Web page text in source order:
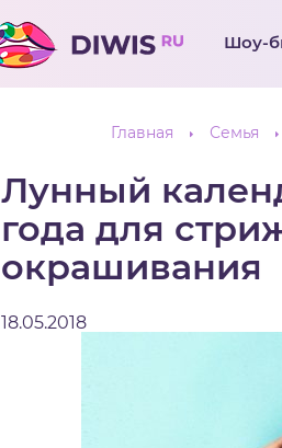
Шоу-
Главная Семья
Лунный
года для
окрашивания
18.05.2018